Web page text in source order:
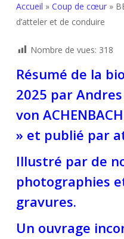
Accueil » Coup de cœur»
d’atteler et de conduire
Nombre de vues: 318
Résumé de la
2025 par
von
» et publié par
Illustré par de
photographies
gravures.
Un ouvrage